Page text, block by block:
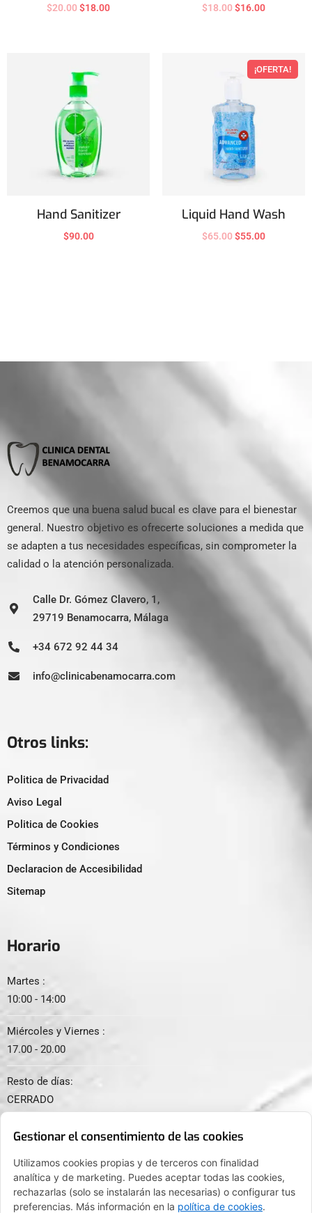
$20.00 $18.00 $18.00 $16.00
Hand Sanitizer
$90.00
¡OFERTA!
Liquid Hand Wash
$65.00 $55.00
Creemos que una buena salud bucal es clave para el bienestar
general. Nuestro objetivo es ofrecerte soluciones a medida que
se adapten a tus necesidades específicas, sin comprometer la
calidad o la atención personalizada.
Calle Dr. Gómez Clavero, 1,
29719 Benamocarra, Málaga
+34 672 92 44 34
info@clinicabenamocarra.com
Otros links:
Politica de Privacidad
Aviso Legal
Politica de Cookies
Términos y Condiciones
Declaracion de Accesibilidad
Sitemap
Horario
Martes :
10:00 - 14:00
Miércoles y Viernes :
17.00 - 20.00
Resto de días:
CERRADO
© 2024. Todos los derechos reservados.
Gestionar el consentimiento de las cookies
Utilizamos cookies propias y de terceros con finalidad
analítica y de marketing. Puedes aceptar todas las cookies,
rechazarlas (solo se instalarán las necesarias) o configurar tus
preferencias. Más información en la política de cookies.